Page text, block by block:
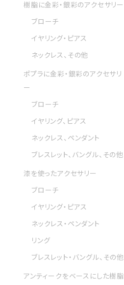
樹脂に金彩・銀彩のアクセサリー
ブローチ
イヤリング・ピアス
ネックレス、その他
ポプラに金彩・銀彩のアクセサリ
ー
ブローチ
イヤリング、ピアス
ネックレス、ペンダント
ブレスレット、バングル、その他
漆を使ったアクセサリー
ブローチ
イヤリング・ピアス
ネックレス・ペンダント
リング
ブレスレット・バングル、その他
アンティークをベースにした樹脂